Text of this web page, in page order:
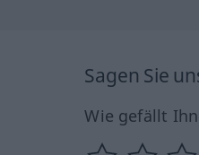
Sagen Sie
Wie gefällt